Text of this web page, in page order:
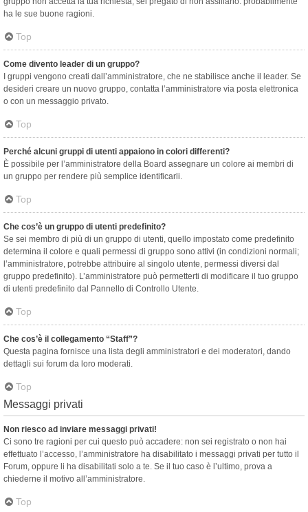
ha le sue buone ragioni.
Top
Come divento leader di un gruppo?
I gruppi vengono creati dall’amministratore, che ne stabilisce anche il leader. Se
desideri creare un nuovo gruppo, contatta l’amministratore via posta elettronica
o con un messaggio privato.
Top
Perché alcuni gruppi di utenti appaiono in colori differenti?
È possibile per l’amministratore della Board assegnare un colore ai membri di
un gruppo per rendere più semplice identificarli.
Top
Che cos’è un gruppo di utenti predefinito?
Se sei membro di più di un gruppo di utenti, quello impostato come predefinito
determina il colore e quali permessi di gruppo sono attivi (in condizioni normali;
l’amministratore, potrebbe attribuire al singolo utente, permessi diversi dal
gruppo predefinito). L’amministratore può permetterti di modificare il tuo gruppo
di utenti predefinito dal Pannello di Controllo Utente.
Top
Che cos’è il collegamento “Staff”?
Questa pagina fornisce una lista degli amministratori e dei moderatori, dando
dettagli sui forum da loro moderati.
Top
Messaggi privati
Non riesco ad inviare messaggi privati!
Ci sono tre ragioni per cui questo può accadere: non sei registrato o non hai
effettuato l’accesso, l’amministratore ha disabilitato i messaggi privati per tutto il
Forum, oppure li ha disabilitati solo a te. Se il tuo caso è l’ultimo, prova a
chiederne il motivo all’amministratore.
Top